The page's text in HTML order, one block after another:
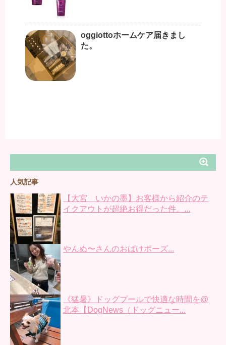
oggiottoホームケア届きまし
た。
人気記事
【大宮 いかの墨】お客様から紹介のテ
イクアウトが超絶お得だった件。...
やんぬ〜さんのおばけポーズ...
《猛暑》ドッグプールで快適な時間を@
北本【DogNews（ドッグニュー...